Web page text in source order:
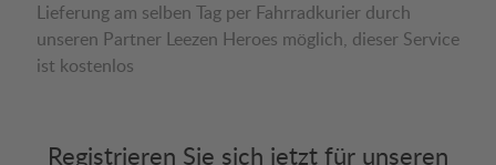
Lieferung am selben Tag per Fahrradkurier durch
unseren Partner Leezen Heroes möglich, dieser Service
ist kostenlos
Registrieren Sie sich jetzt für unseren